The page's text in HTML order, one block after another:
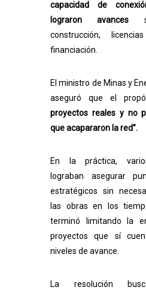
capacidad de
lograron avances
construcción,
financiación.
El ministro de Minas y
aseguró que el
proyectos reales y no
que acapararon la red”.
En la práctica,
lograban asegurar
estratégicos sin
las obras en los
terminó limitando la
proyectos que sí
niveles de avance.
La resolución